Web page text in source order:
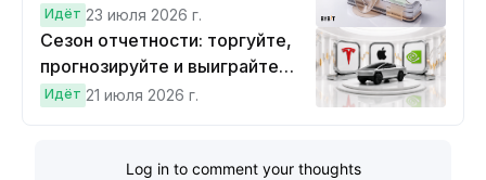
прогнозов
Идёт 23 июля 2026 г.
Сезон отчетности: торгуйте,
прогнозируйте и выиграйте
Cybertruck!
Идёт 21 июля 2026 г.
Log in to comment your thoughts